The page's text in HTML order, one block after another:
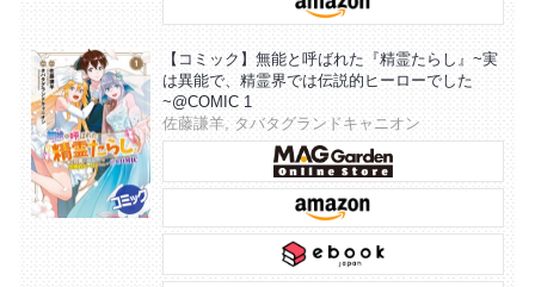
【コミック】無能と呼ばれた『精霊たらし』~実
は異能で、精霊界では伝説的ヒーローでした
~@COMIC 1
佐藤謙羊, タバタグランドキャニオン